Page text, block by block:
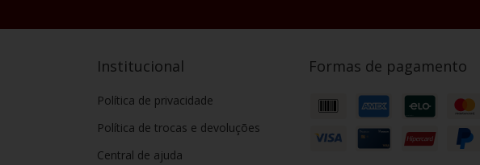
Institucional
Política de privacidade
Política de trocas e devoluções
Central de ajuda
Formas de pagamento